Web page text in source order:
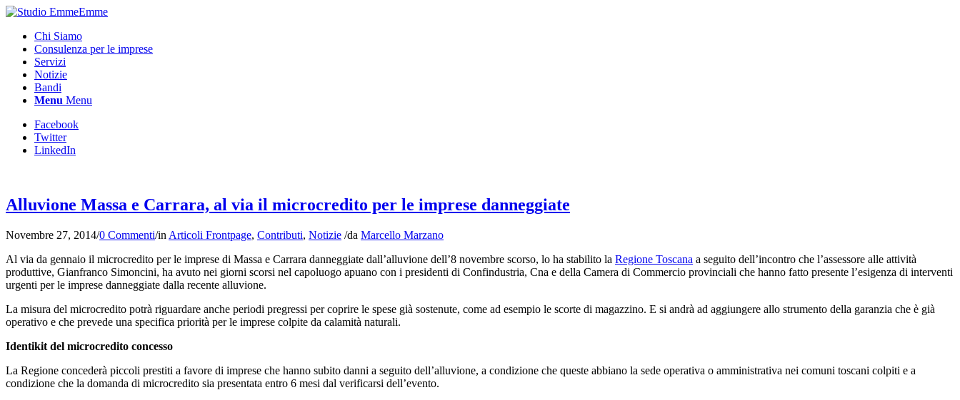
Chi Siamo
Consulenza per le imprese
Servizi
Notizie
Bandi
Menu Menu
Facebook
Twitter
LinkedIn
Alluvione Massa e Carrara, al via il microcredito per le imprese danneggiate
Novembre 27, 2014/0 Commenti/in Articoli Frontpage, Contributi, Notizie /da Marcello Marzano
Al via da gennaio il microcredito per le imprese di Massa e Carrara danneggiate dall’alluvione dell’8 novembre scorso, lo ha stabilito la Regione Toscana a seguito dell’incontro che l’assessore alle attività
produttive, Gianfranco Simoncini, ha avuto nei giorni scorsi nel capoluogo apuano con i presidenti di Confindustria, Cna e della Camera di Commercio provinciali che hanno fatto presente l’esigenza di interventi
urgenti per le imprese danneggiate dalla recente alluvione.
La misura del microcredito potrà riguardare anche periodi pregressi per coprire le spese già sostenute, come ad esempio le scorte di magazzino. E si andrà ad aggiungere allo strumento della garanzia che è già
operativo e che prevede una specifica priorità per le imprese colpite da calamità naturali.
Identikit del microcredito concesso
La Regione concederà piccoli prestiti a favore di imprese che hanno subito danni a seguito dell’alluvione, a condizione che queste abbiano la sede operativa o amministrativa nei comuni toscani colpiti e a
condizione che la domanda di microcredito sia presentata entro 6 mesi dal verificarsi dell’evento.